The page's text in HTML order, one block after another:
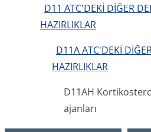
D11 ATC'DEKİ DİĞER
HAZIRLIKLAR
D11A ATC'DEKİ
HAZIRLIKLAR
D11AH
ajanları